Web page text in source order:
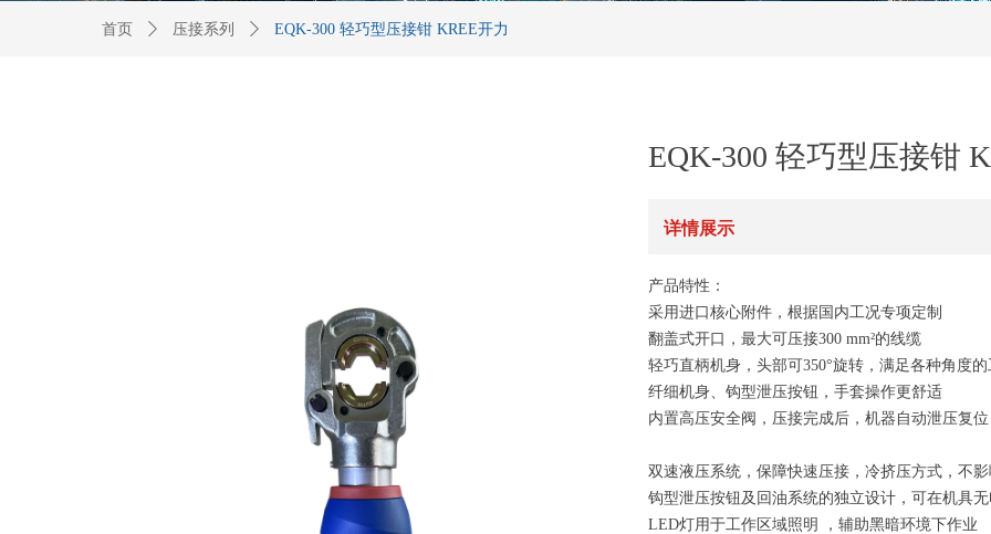
首页 ꄲ 压接系列 ꄲ EQK-300 轻巧型压接钳 KREE开力
EQK-300 轻巧型压接钳
产品特性：
采用进口核心附件，根据国内工况专项定制
翻盖式开口，最大可压接300 mm²的线缆
轻巧直柄机身，头部可350°旋转，满足各种角度
纤细机身、钩型泄压按钮，手套操作更舒适
内置高压安全阀，压接完成后，机器自动泄压复位
双速液压系统，保障快速压接，冷挤压方式，不
钩型泄压按钮及回油系统的独立设计，可在机具
LED灯用于工作区域照明 ，辅助黑暗环境下作业
详情展示